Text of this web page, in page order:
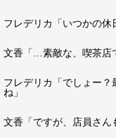
フレデリカ「いつかの休
文香「…素敵な、喫茶店
フレデリカ「でしょー
ね」
文香「ですが、店員さん